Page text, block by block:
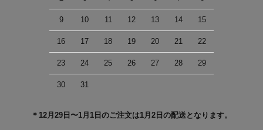
9 10 11 12 13 14 15
16 17 18 19 20 21 22
23 24 25 26 27 28 29
30 31
＊12月29日〜1月1日のご注文は1月2日の配送となります。